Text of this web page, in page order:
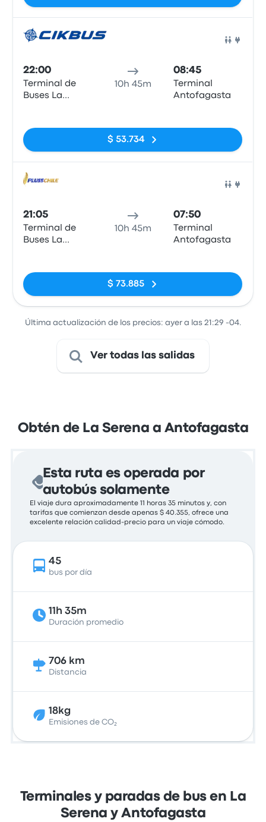
22:00
Terminal de
Buses La
10h 45m
08:45
Terminal
Antofagasta
$ 53.734
21:05
Terminal de
Buses La
10h 45m
07:50
Terminal
Antofagasta
$ 73.885
Última actualización de los precios: ayer a las 21:29 -04.
Ver todas las salidas
Obtén de La Serena a Antofagasta
Esta ruta es operada por
autobús solamente
El viaje dura aproximadamente 11 horas 35 minutos y, con
tarifas que comienzan desde apenas $ 40.355, ofrece una
excelente relación calidad-precio para un viaje cómodo.
45
bus por día
11h 35m
Duración promedio
706 km
Distancia
18kg
Emisiones de CO₂
Terminales y paradas de bus en La
Serena y Antofagasta